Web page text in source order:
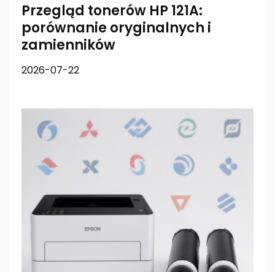
Przegląd tonerów HP 121A:
porównanie oryginalnych i
zamienników
2026-07-22